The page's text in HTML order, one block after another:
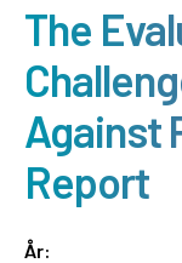
The
Against
Report
År: